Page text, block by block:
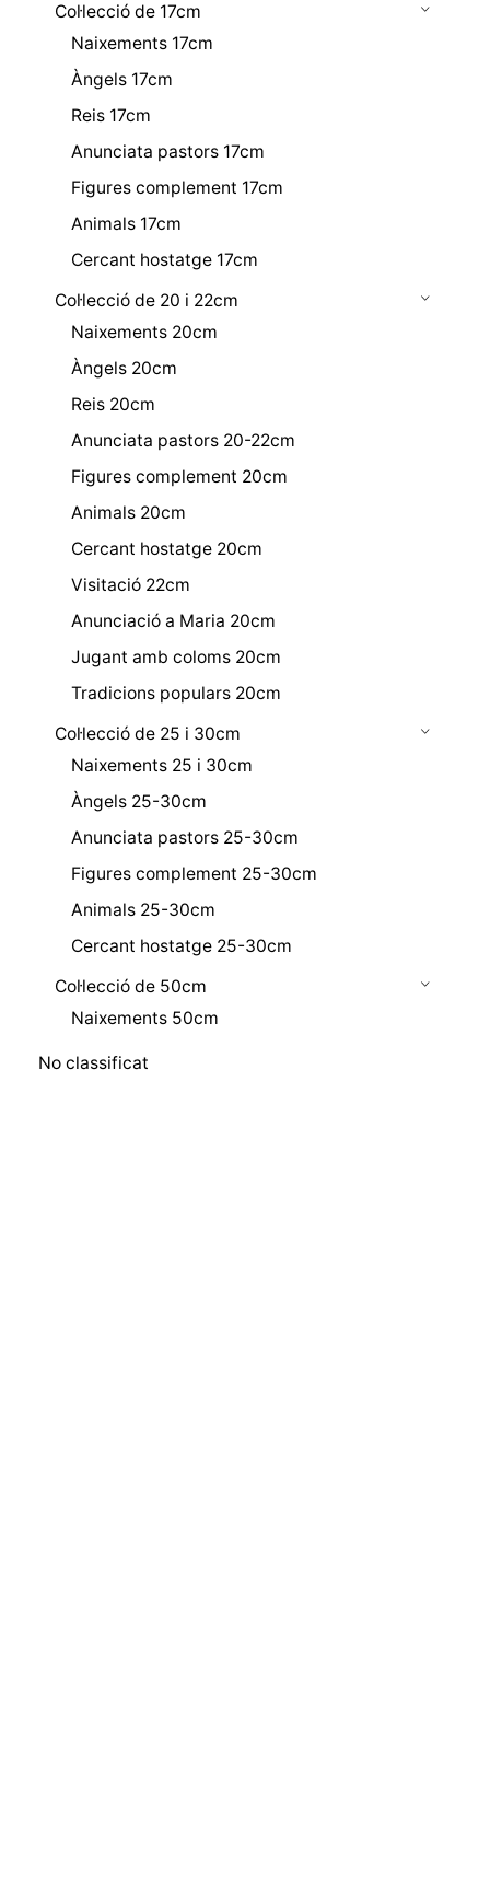
Col·lecció de 17cm
Naixements 17cm
Àngels 17cm
Reis 17cm
Anunciata pastors 17cm
Figures complement 17cm
Animals 17cm
Cercant hostatge 17cm
Col·lecció de 20 i 22cm
Naixements 20cm
Àngels 20cm
Reis 20cm
Anunciata pastors 20-22cm
Figures complement 20cm
Animals 20cm
Cercant hostatge 20cm
Visitació 22cm
Anunciació a Maria 20cm
Jugant amb coloms 20cm
Tradicions populars 20cm
Col·lecció de 25 i 30cm
Naixements 25 i 30cm
Àngels 25-30cm
Anunciata pastors 25-30cm
Figures complement 25-30cm
Animals 25-30cm
Cercant hostatge 25-30cm
Col·lecció de 50cm
Naixements 50cm
No classificat